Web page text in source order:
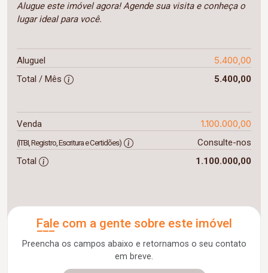
Alugue este imóvel agora! Agende sua visita e conheça o
lugar ideal para você.
Aluguel 5.400,00
Total / Mês 5.400,00
Venda 1.100.000,00
(ITBI, Registro, Escritura e Certidões)
Consulte-nos
Total
1.100.000,00
Fale com a gente sobre este imóvel
Preencha os campos abaixo e retornamos o seu contato
em breve.